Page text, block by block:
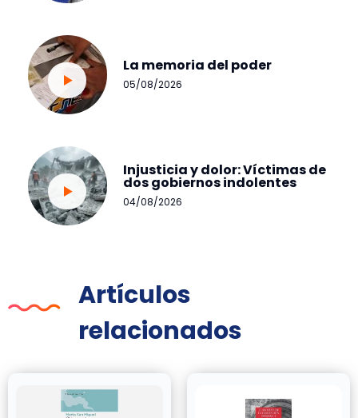
La memoria del poder
05/08/2026
Injusticia y dolor: Víctimas de
dos gobiernos indolentes
04/08/2026
Artículos
relacionados